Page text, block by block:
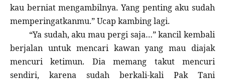
kau berniat mengambilnya. Yang penting aku sudah
memperingatkanmu.” Ucap kambing lagi.
“Ya sudah, aku mau pergi saja…” kancil kembali
berjalan untuk mencari kawan yang mau diajak
mencuri ketimun. Dia memang takut mencuri
sendiri, karena sudah berkali-kali Pak Tani